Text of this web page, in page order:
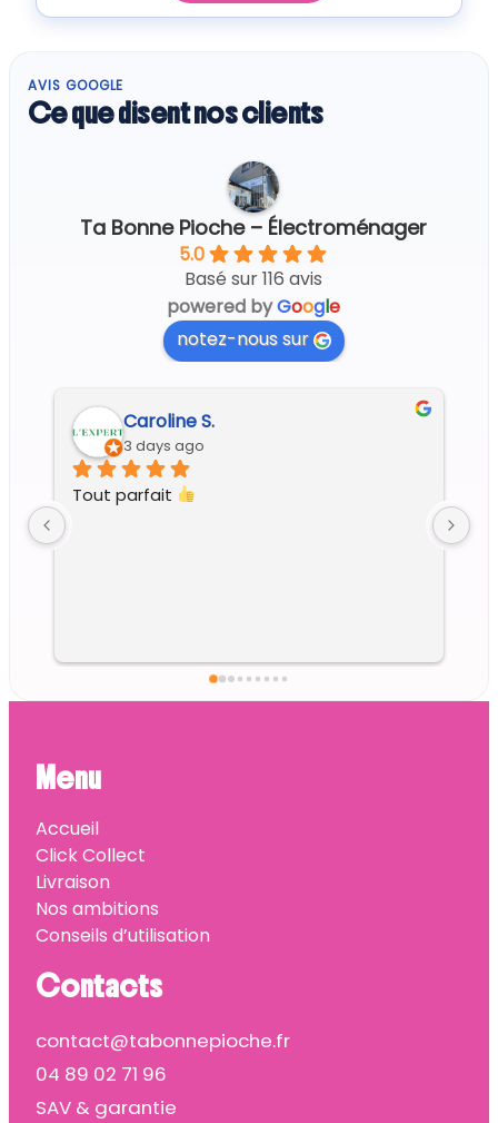
AVIS GOOGLE
Ce que disent nos clients
Ta Bonne Pioche – Électroménager
5.0
Basé sur 116 avis
powered byGoogle
notez-nous sur
Regine G.
5 days ago
Menu
Accueil
Click Collect
Livraison
Nos ambitions
Conseils d’utilisation
Contacts
contact@tabonnepioche.fr
04 89 02 71 96
SAV & garantie